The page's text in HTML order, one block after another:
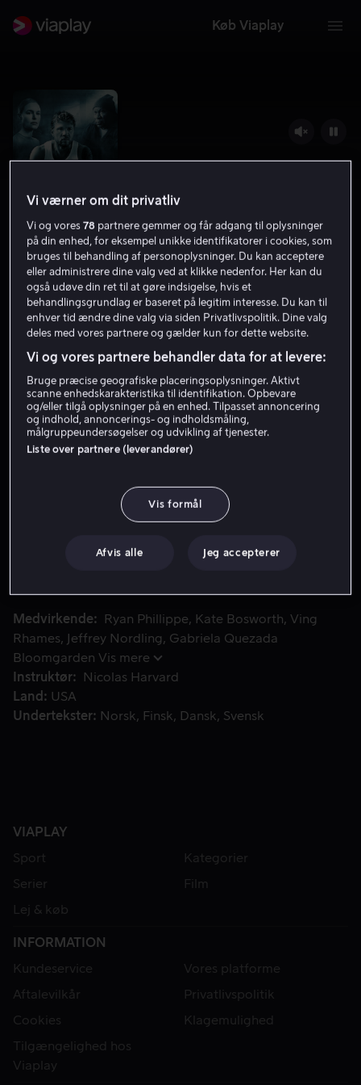
Køb Viaplay
The Locksmith
4.9 Krimi Action 2023 1 t. 28 min
15 år
HD
Lej 59 kr
Køb 89 kr
Se trailer
En nylig løsladt tyv prøver at skabe en ny tilværelse med
En nylig løsladt tyv prøver at skabe en ny tilværelse med
tvunget til at bruge sine evner som låsesmed. Efter en
Medvirkende Ryan Phillippe Kate Bosworth Ving
Rhames
Jeffrey Nordling
Gabriela Quezada
Bloomgarden Vis mere
Instruktør
Nicolas Harvard
Land
USA
Undertekster
Norsk Finsk Dansk Svensk
VIAPLAY
Sport
Kategorier
Serier
Film
Lej & køb
INFORMATION
Kundeservice
Vores platforme
Aftalevilkår
Privatlivspolitik
Cookies
Klagemulighed
Tilgængelighed hos
Viaplay
Vi værner om dit privatliv
Vi og vores78 partnere gemmer og får adgang til oplysninger
på din enhed, for eksempel unikke identifikatorer i cookies, som
bruges til behandling af personoplysninger. Du kan acceptere
eller administrere dine valg ved at klikke nedenfor. Her kan du
også udøve din ret til at gøre indsigelse, hvis et
behandlingsgrundlag er baseret på legitim interesse. Du kan til
enhver tid ændre dine valg via siden Privatlivspolitik. Dine valg
deles med vores partnere og gælder kun for dette website.
Vi og vores partnere behandler data for at levere:
Bruge præcise geografiske placeringsoplysninger. Aktivt
scanne enhedskarakteristika til identifikation. Opbevare
og/eller tilgå oplysninger på en enhed. Tilpasset annoncering
og indhold, annoncerings- og indholdsmåling,
målgruppeundersøgelser og udvikling af tjenester.
Liste over partnere (leverandører)
Vis formål
Afvis alle Jeg accepterer